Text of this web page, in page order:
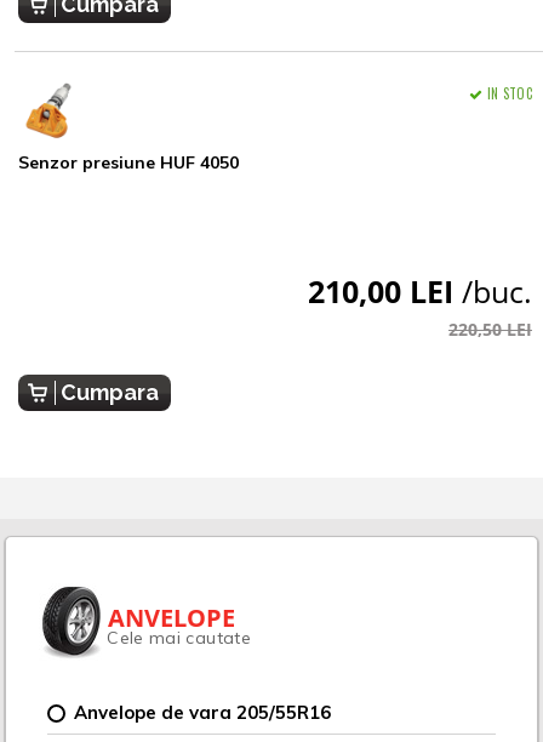
Senzor presiune HUF 4050
IN STOC
210,00 LEI /buc.
220,50 LEI
Cumpara
ANVELOPE
Cele mai cautate
Anvelope de vara 205/55R16